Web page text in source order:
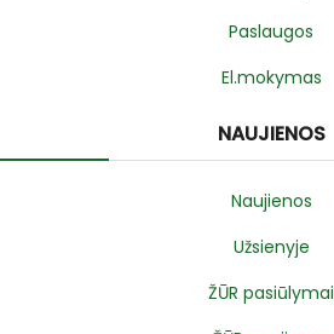
Paslaugos
El.mokymas
NAUJIENOS
Naujienos
Užsienyje
ŽŪR pasiūlymai